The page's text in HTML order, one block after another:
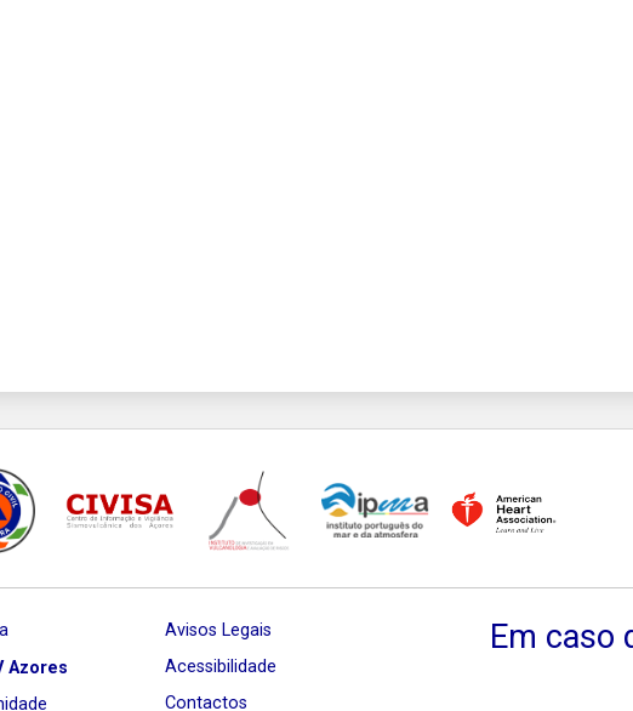
Azores
Avisos Legais
Acessibilidade
Contactos
Em caso